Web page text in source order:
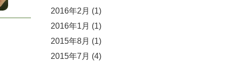
2016年2月 (1)
2016年1月 (1)
2015年8月 (1)
2015年7月 (4)